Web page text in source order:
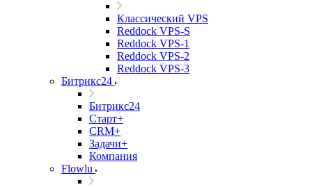
Классический VPS
Reddock VPS-S
Reddock VPS-1
Reddock VPS-2
Reddock VPS-3
Битрикс24
Битрикс24
Старт+
CRM+
Задачи+
Компания
Flowlu